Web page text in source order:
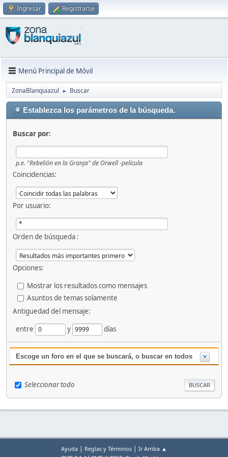
Ingresar Registrarse
Menú Principal de Móvil
ZonaBlanquiazul ► Buscar
Establezca los parámetros de la búsqueda.
Buscar por:
p.e. "Rebelión en la Granja" de Orwell -película
Coincidencias:
Por usuario:
Orden de búsqueda :
Opciones:
Mostrar los resultados como mensajes
Asuntos de temas solamente
Antiguedad del mensaje:
entre
y días
Escoge un foro en el que se buscará, o buscar en todos
Seleccionar todo
Ayuda | Reglas y Términos | Ir Arriba ▲